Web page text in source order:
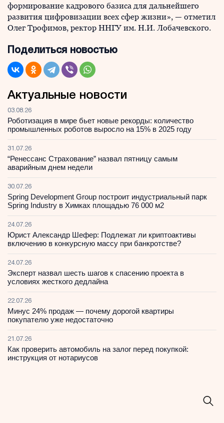
формирование кадрового базиса для дальнейшего
развития цифровизации всех сфер жизни», — отметил
Олег Трофимов, ректор ННГУ им. Н.И. Лобачевского.
Поделиться новостью
Актуальные новости
03.08.26
Роботизация в мире бьет новые рекорды: количество
промышленных роботов выросло на 15% в 2025 году
31.07.26
“Ренессанс Страхование” назвал пятницу самым
аварийным днем недели
30.07.26
Spring Development Group построит индустриальный парк
Spring Industry в Химках площадью 76 000 м2
24.07.26
Юрист Александр Шефер: Подлежат ли криптоактивы
включению в конкурсную массу при банкротстве?
24.07.26
Эксперт назвал шесть шагов к спасению проекта в
условиях жесткого дедлайна
22.07.26
Минус 24% продаж — почему дорогой квартиры
покупателю уже недостаточно
21.07.26
Как проверить автомобиль на залог перед покупкой:
инструкция от нотариусов